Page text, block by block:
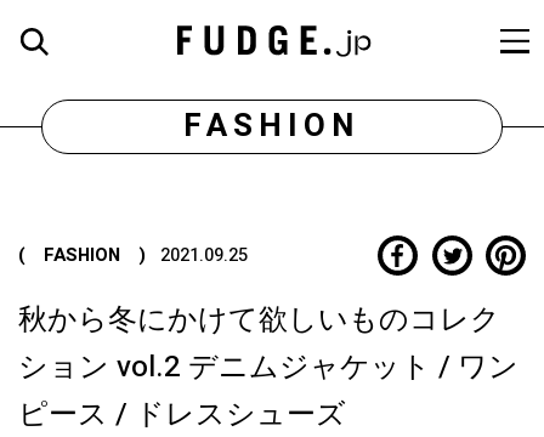
FASHION
( FASHION ) 2021.09.25
秋から冬にかけて欲しいものコレク
ション vol.2 デニムジャケット / ワン
ピース / ドレスシューズ